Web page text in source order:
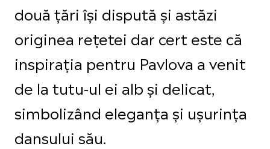
două țări își dispută și astăzi
originea rețetei dar cert este că
inspirația pentru Pavlova a venit
de la tutu-ul ei alb și delicat,
simbolizând eleganța și ușurința
dansului său.